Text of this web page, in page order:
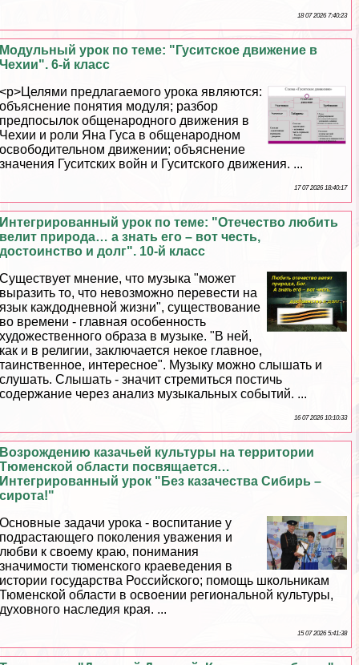
18 07 2026 7:40:23
Модульный урок по теме: "Гуситское движение в
Чехии". 6-й класс
<p>Целями предлагаемого урока являются:
объяснение понятия модуля; разбор
предпосылок общенародного движения в
Чехии и роли Яна Гуса в общенародном
освободительном движении; объяснение
значения Гуситских войн и Гуситского движения. ...
17 07 2026 18:40:17
Интегрированный урок по теме: "Отечество любить
велит природа… а знать его – вот честь,
достоинство и долг". 10-й класс
Существует мнение, что музыка "может
выразить то, что невозможно перевести на
язык каждодневной жизни", существование
во времени - главная особенность
художественного образа в музыке. "В ней,
как и в религии, заключается некое главное,
таинственное, интересное". Музыку можно слышать и
слушать. Слышать - значит стремиться постичь
содержание через анализ музыкальных событий. ...
16 07 2026 10:10:33
Возрождению казачьей культуры на территории
Тюменской области посвящается…
Интегрированный урок "Без казачества Сибирь –
сирота!"
Основные задачи урока - воспитание у
подрастающего поколения уважения и
любви к своему краю, понимания
значимости тюменского краеведения в
истории государства Российского; помощь школьникам
Тюменской области в освоении региональной культуры,
духовного наследия края. ...
15 07 2026 5:41:38